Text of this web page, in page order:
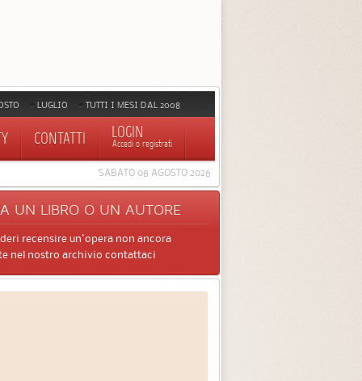
LUGLIO TUTTI I MESI DAL 2008
CONTATTI LOGIN
Accedi o registrati
SABATO 08 AGOSTO 2026
UN LIBRO O UN AUTORE
recensire un'opera non ancora
nel nostro archivio contattaci